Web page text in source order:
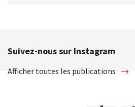
Suivez-nous sur Instagram
Afficher toutes les publications